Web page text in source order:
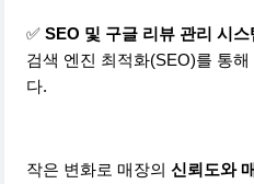
✅ SEO 및 구글 리뷰 관리 시스
검색 엔진 최적화(SEO)를 통
다.
작은 변화로 매장의 신뢰도와